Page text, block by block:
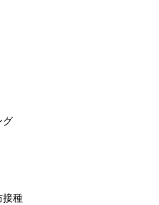
グ
接種